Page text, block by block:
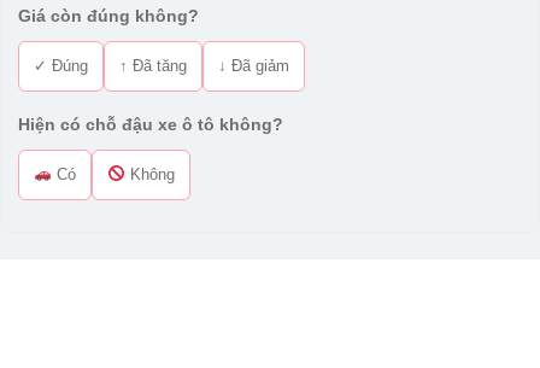
Giá còn đúng không?
✓ Đúng ↑ Đã tăng ↓ Đã giảm
Hiện có chỗ đậu xe ô tô không?
Có Không